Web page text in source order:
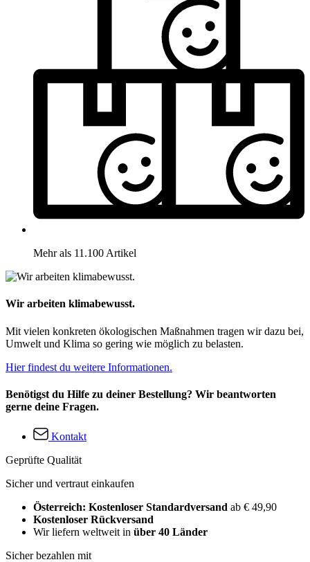
Mehr als 11.100 Artikel
Wir arbeiten klimabewusst.
Mit vielen konkreten ökologischen Maßnahmen tragen wir dazu bei,
Umwelt und Klima so gering wie möglich zu belasten.
Hier findest du weitere Informationen.
Benötigst du Hilfe zu deiner Bestellung? Wir beantworten
gerne deine Fragen.
Kontakt
Geprüfte Qualität
Sicher und vertraut einkaufen
Österreich: Kostenloser Standardversand ab € 49,90
Kostenloser Rückversand
Wir liefern weltweit in über 40 Länder
Sicher bezahlen mit